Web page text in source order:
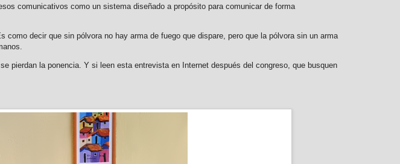
comunicativos como un sistema diseñado a propósito para comunicar de forma
decir que sin pólvora no hay arma de fuego que dispare, pero que la pólvora sin un arma
pierdan la ponencia. Y si leen esta entrevista en Internet después del congreso, que busquen